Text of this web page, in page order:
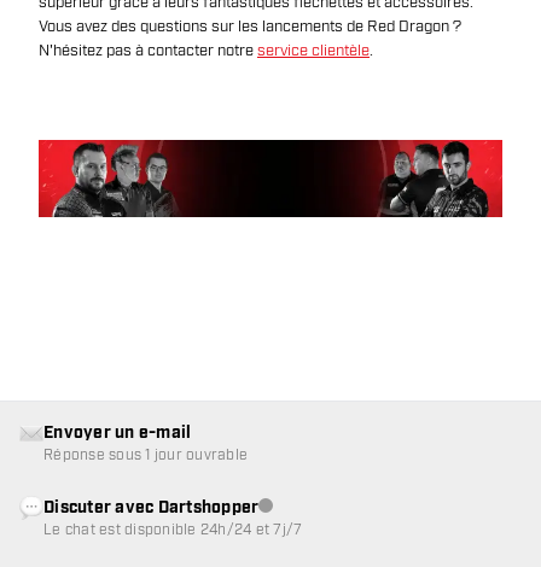
Vous avez des questions sur les lancements de Red Dragon ?
N'hésitez pas à contacter notreservice clientèle.
Envoyer un e-mail
Réponse sous 1 jour ouvrable
Discuter avec DartshopperService client indisponible
Le chat est disponible 24h/24 et 7j/7